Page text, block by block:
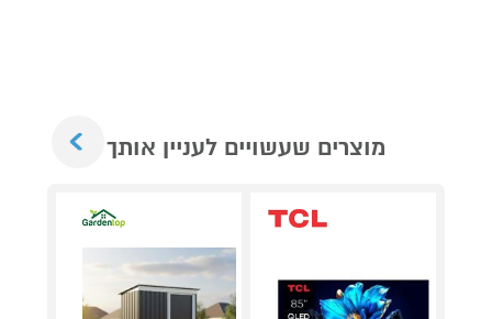
מוצרים שעשויים לעניין אותך